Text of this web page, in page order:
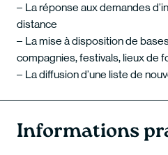
La réponse aux demandes
distance
La mise à disposition de
compagnies, festivals, lieux de
La diffusion d’une liste de
Informations